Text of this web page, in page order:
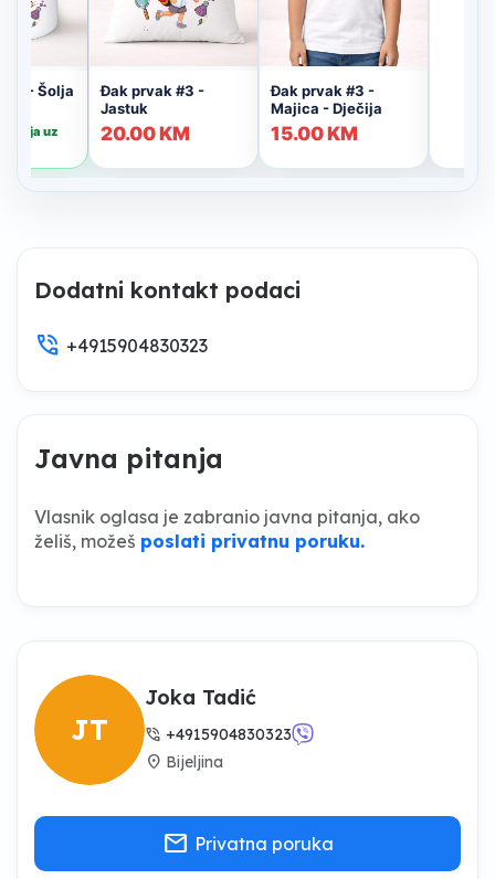
Dodatni kontakt podaci
phone_in_talk +4915904830323
Javna pitanja
Vlasnik oglasa je zabranio javna pitanja, ako
želiš, možeš poslati privatnu poruku.
JT
Joka Tadić
phone_in_talk +4915904830323
location_on Bijeljina
mail Privatna poruka